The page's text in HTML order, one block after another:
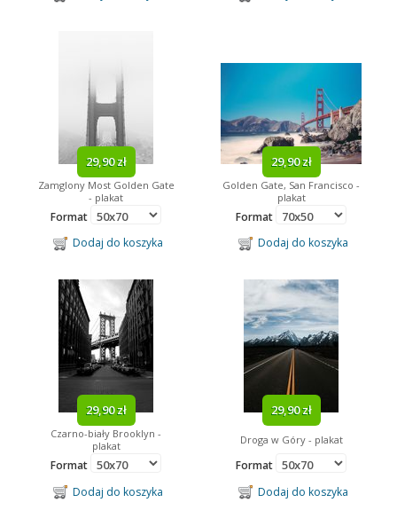
29,90 zł
Zamglony Most Golden Gate
- plakat
Format
Dodaj do koszyka
29,90 zł
Golden Gate, San Francisco -
plakat
Format
Dodaj do koszyka
29,90 zł
Czarno-biały Brooklyn -
plakat
Format
Dodaj do koszyka
29,90 zł
Droga w Góry - plakat
Format
Dodaj do koszyka